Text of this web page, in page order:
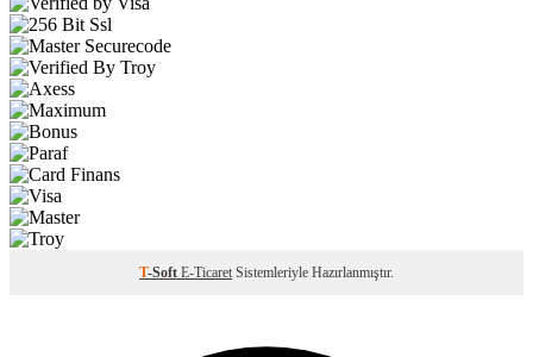
T-Soft E-Ticaret Sistemleriyle Hazırlanmıştır.